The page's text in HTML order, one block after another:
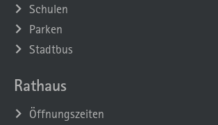
Schulen
Parken
Stadtbus
Rathaus
Öffnungszeiten